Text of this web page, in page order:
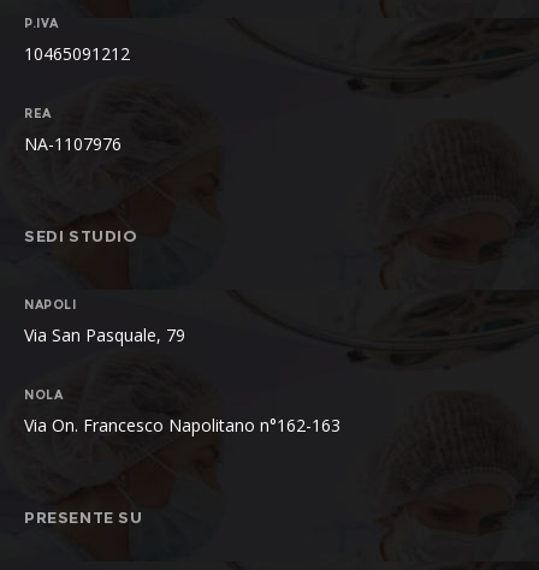
P.IVA
10465091212
REA
NA-1107976
SEDI STUDIO
NAPOLI
Via San Pasquale, 79
NOLA
Via On. Francesco Napolitano n°162-163
PRESENTE SU